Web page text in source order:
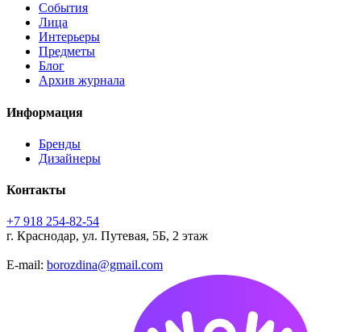
События
Лица
Интерьеры
Предметы
Блог
Архив журнала
Информация
Бренды
Дизайнеры
Контакты
+7 918 254-82-54
г. Краснодар, ул. Путевая, 5Б, 2 этаж
E-mail: borozdina@gmail.com